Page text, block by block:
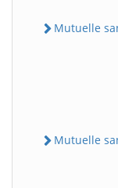
Mutuelle
Mutuelle